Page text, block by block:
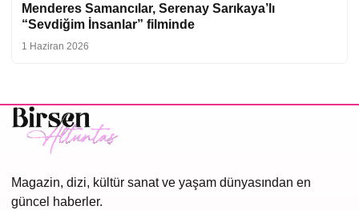
Menderes Samancılar, Serenay Sarıkaya’lı
“Sevdiğim İnsanlar” filminde
1 Haziran 2026
Magazin, dizi, kültür sanat ve yaşam dünyasından en
güncel haberler.